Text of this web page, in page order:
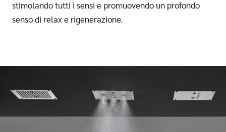
stimolando tutti i sensi e promuovendo un profondo
senso di relax e rigenerazione.